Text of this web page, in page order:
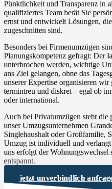
Pünktlichkeit und Transparenz in
qualifiziertes Team berät Sie
ernst und entwickelt Lösungen,
zugeschnitten sind.
Besonders bei Firmenumzügen
Planungskompetenz gefragt: Der
unterbrochen werden, wichtige
ans Ziel gelangen, ohne das
unserer Expertise organisieren
termintreu und diskret – egal ob
oder international.
Auch bei Privatumzügen steht die
unser Umzugsunternehmen
Singlehaushalt oder Großfamilie,
Umzug ist individuell und
uns erfolgt der
entspannt.
jetzt unverbindlich